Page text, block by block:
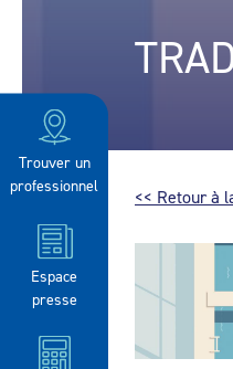
Trouver un
professionnel
Espace
presse
<< Retour à